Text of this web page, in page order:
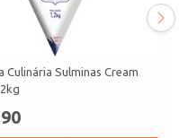
Culinária Sulminas Cream